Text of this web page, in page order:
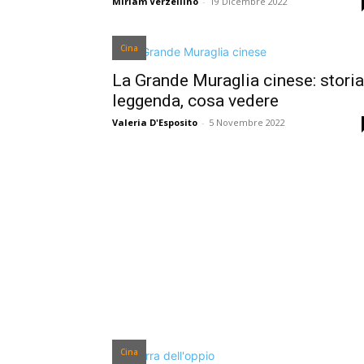
Cina
La Grande Muraglia cinese:
leggenda, cosa vedere
Valeria D'Esposito - 5 Novembre 2022
Cina